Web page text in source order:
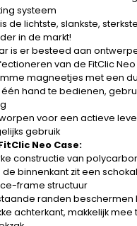
systeem
de lichtste, slankste,
in de markt!
is er besteed aan
van de FitClic Neo
magneetjes met een
één hand te bedienen,
voor een actieve
gebruik
Neo Case:
constructie van
de binnenkant zit een
frame structuur
randen beschermen
achterkant, makkelijk mee